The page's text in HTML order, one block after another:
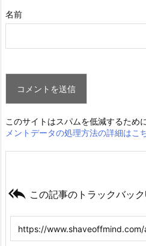
名前
このサイトはスパムを低減するため
メントデータの処理方法の詳細はこ
 この記事のトラックバッ